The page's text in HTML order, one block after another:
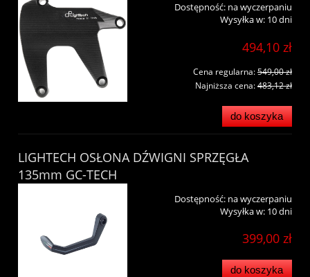
Dostępność: na wyczerpaniu
Wysyłka w: 10 dni
494,10 zł
Cena regularna:549,00 zł
Najniższa cena:483,12 zł
do koszyka
LIGHTECH OSŁONA DŹWIGNI SPRZĘGŁA
135mm GC-TECH
Dostępność: na wyczerpaniu
Wysyłka w: 10 dni
399,00 zł
do koszyka